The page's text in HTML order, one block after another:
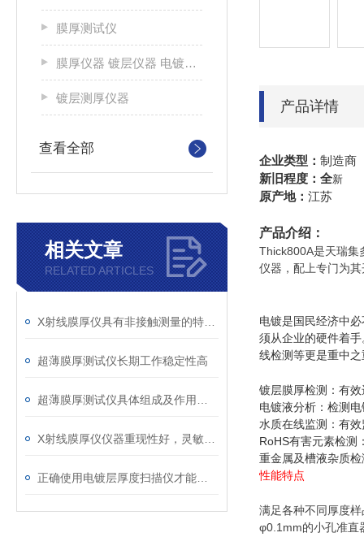
膜厚测试仪
膜厚仪器 镀层仪器 电镀镀层测厚仪
镀层测厚仪器
查看全部
相关文章
RELATED ARTICLES
超薄膜厚测试仪长期工作稳定性高
产品详情
企业类型： 制造商
新旧程度：全新
原产地： 江苏
产品介绍：
Thick800A是天瑞集
仪器，配上专门为
电镀是国民经济中
须从企业的硬件着
线检测等更是重中
镀层膜厚检测：有
电镀液分析：检测
水质在线监测：有
RoHS有害元素检测
重金属及槽液杂质
性能特点
满足各种不同厚度
φ0.1mm的小孔准直